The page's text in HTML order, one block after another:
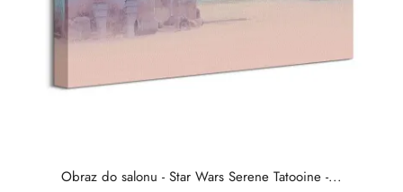
Obraz do salonu - Star Wars Serene Tatooine -...